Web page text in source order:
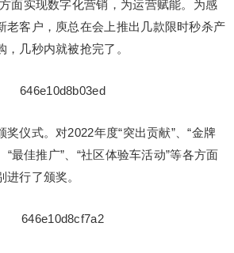
面实现数字化营销，为运营赋能。为感
老客户，庾总在会上推出几款限时秒杀产
几秒内就被抢完了。
仪式。对2022年度“突出贡献”、“金牌
“最佳推广”、“社区体验车活动”等各方面
行了颁奖。